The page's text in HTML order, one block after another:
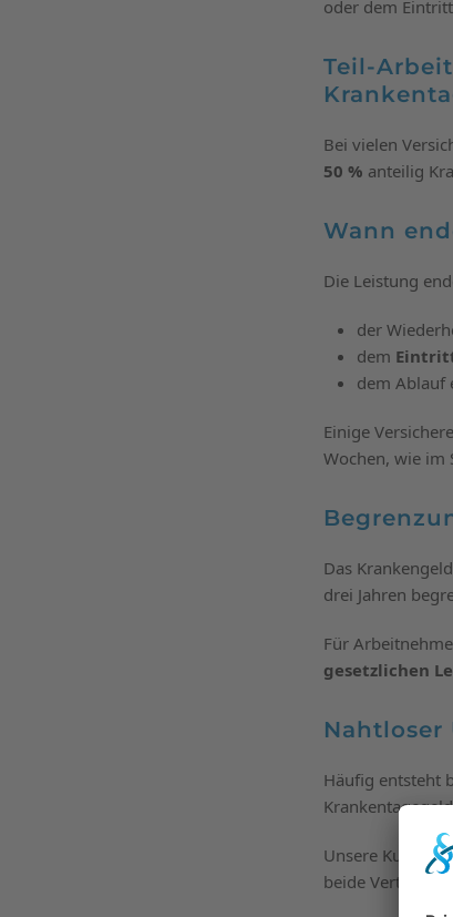
oder dem
Teil-
Bei vielen
50 % anteilig
Wann
Die Leistung
der
dem
dem Ablauf
Einige
Wochen, wie im
Das
drei Jahren
Für
gesetzlichen
Häufig entsteht
Unsere Kunden
beide Verträge